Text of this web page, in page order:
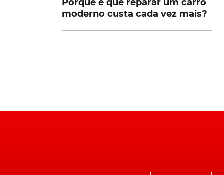
Porque é que reparar um carro
moderno custa cada vez mais?